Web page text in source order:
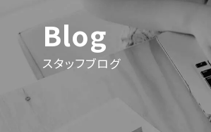
Blog
スタッフブログ